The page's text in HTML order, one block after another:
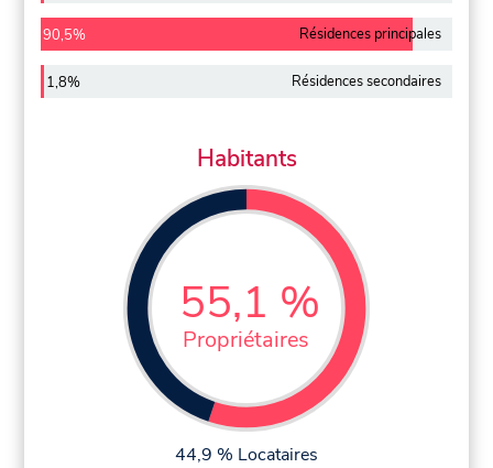
90,5% Résidences principales
1,8% Résidences secondaires
Habitants
55,1 %
Propriétaires
44,9 % Locataires